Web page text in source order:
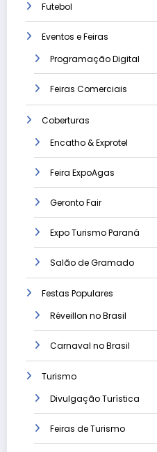
Futebol
Eventos e Feiras
Programação Digital
Feiras Comerciais
Coberturas
Encatho & Exprotel
Feira ExpoAgas
Geronto Fair
Expo Turismo Paraná
Salão de Gramado
Festas Populares
Réveillon no Brasil
Carnaval no Brasil
Turismo
Divulgação Turística
Feiras de Turismo